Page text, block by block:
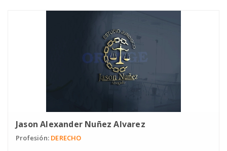
Jason Alexander Nuñez Alvarez
Profesión: DERECHO